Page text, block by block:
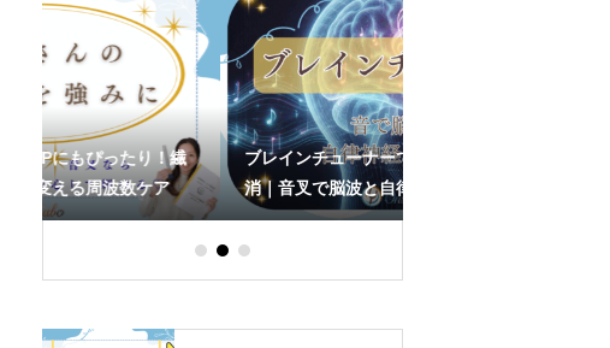
ブレインチューナーで脳疲労と不眠を解
消｜音叉で脳波と自律神経を整える